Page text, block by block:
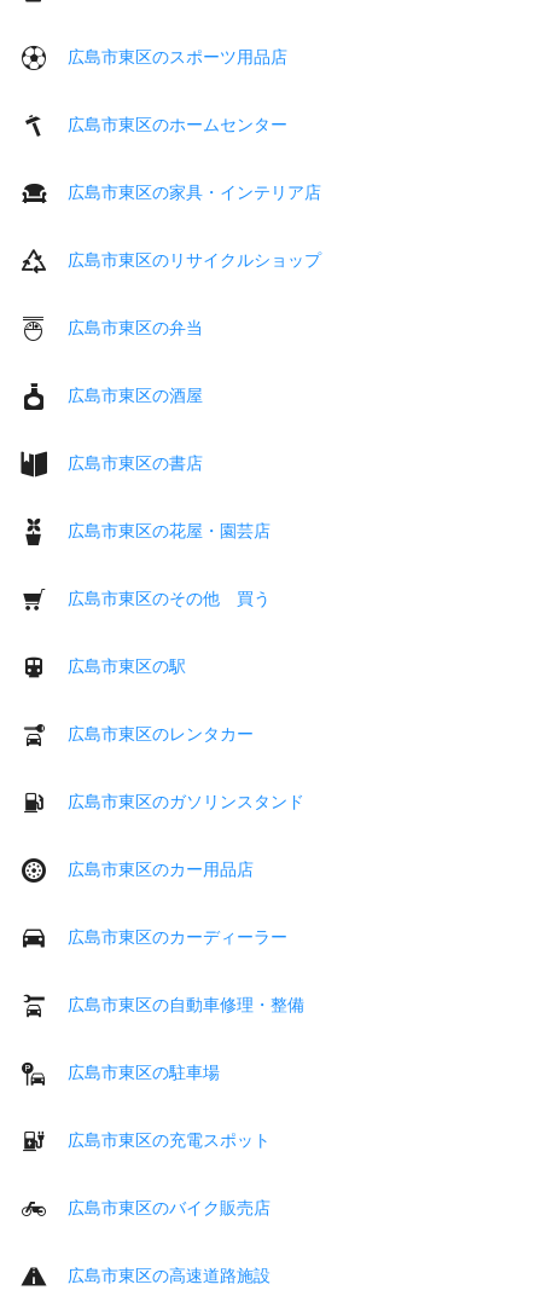
広島市東区のスポーツ用品店
広島市東区のホームセンター
広島市東区の家具・インテリア店
広島市東区のリサイクルショップ
広島市東区の弁当
広島市東区の酒屋
広島市東区の書店
広島市東区の花屋・園芸店
広島市東区のその他 買う
広島市東区の駅
広島市東区のレンタカー
広島市東区のガソリンスタンド
広島市東区のカー用品店
広島市東区のカーディーラー
広島市東区の自動車修理・整備
広島市東区の駐車場
広島市東区の充電スポット
広島市東区のバイク販売店
広島市東区の高速道路施設